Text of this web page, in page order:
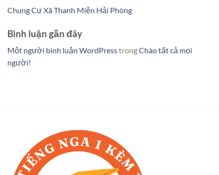
Chung Cư Xã Thanh Miện Hải Phòng
Bình luận gần đây
Một người bình luận WordPresstrongChào tất cả mọi
người!